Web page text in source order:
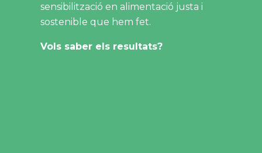
sensibilització en alimentació justa i
sostenible que hem fet.
Vols saber els resultats?